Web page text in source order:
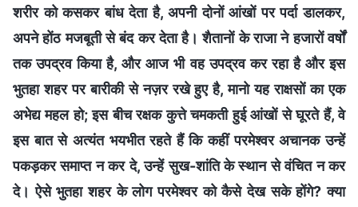
शरीर को कसकर बांध देता है, अपनी दोनों आंखों पर पर्दा डालकर,
अपने होंठ मजबूती से बंद कर देता है। शैतानों के राजा ने हजारों वर्षों
तक उपद्रव किया है, और आज भी वह उपद्रव कर रहा है और इस
भुतहा शहर पर बारीकी से नज़र रखे हुए है, मानो यह राक्षसों का एक
अभेद्य महल हो; इस बीच रक्षक कुत्ते चमकती हुई आंखों से घूरते हैं, वे
इस बात से अत्यंत भयभीत रहते हैं कि कहीं परमेश्वर अचानक उन्हें
पकड़कर समाप्त न कर दे, उन्हें सुख-शांति के स्थान से वंचित न कर
दे। ऐसे भुतहा शहर के लोग परमेश्वर को कैसे देख सके होंगे? क्या